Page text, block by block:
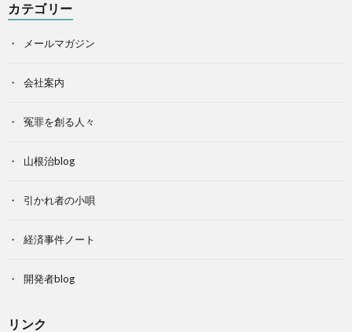
カテゴリー
メールマガジン
会社案内
冤罪を創る人々
山根治blog
引かれ者の小唄
経済事件ノート
開発者blog
リンク